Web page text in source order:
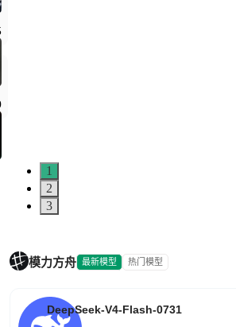
1
2
3
模力方舟 最新模型 热门模型
DeepSeek-V4-Flash-0731